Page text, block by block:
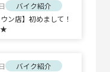
バイク紹介
ン店】初めまして！
★
バイク紹介